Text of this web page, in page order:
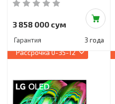
3 858 000 сум
Гарантия 3 года
Рассрочка0-35-12